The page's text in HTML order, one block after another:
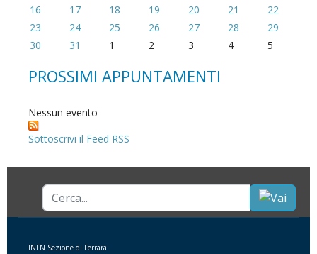
16
17 18 19 20 21
22
23
24 25 26 27 28
29
30
31 1 2 3 4 5
PROSSIMI APPUNTAMENTI
Nessun evento
Sottoscrivi il Feed RSS
Cerca...
INFN Sezione di Ferrara